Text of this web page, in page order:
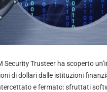
Security Trusteer ha scoperto
di dollari dalle istituzioni
e fermato: sfruttati